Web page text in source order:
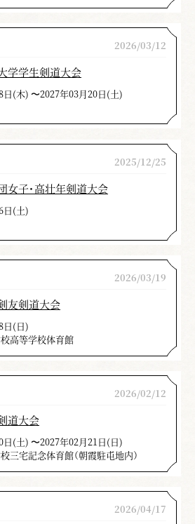
2026/03/12
学学生剣道大会
日(木) 〜2027年03月20日(土)
2025/12/25
女子・高壮年剣道大会
日(土)
2026/03/19
友剣道大会
日(日)
高等学校体育館
2026/02/12
道大会
日(土) 〜2027年02月21日(日)
三宅記念体育館（朝霞駐屯地内）
2026/04/17